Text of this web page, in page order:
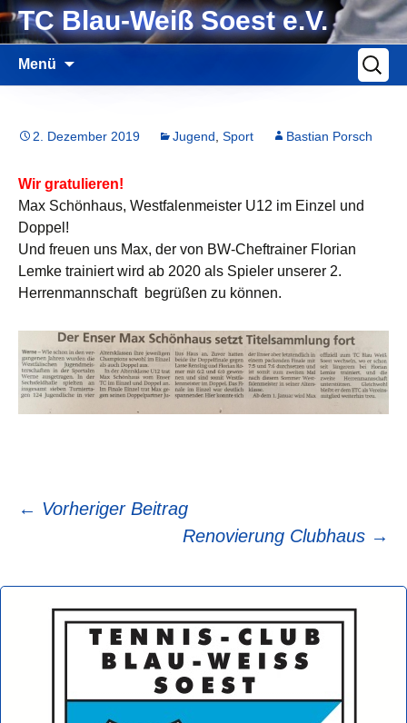
Zum
InhaltTC Blau-Weiß Soest e.V.
Menü
nach:
2. Dezember 2019 Jugend Sport Bastian Porsch
Wir gratulieren!
Max Schönhaus, Westfalenmeister U12 im Einzel und
Doppel!
Und freuen uns Max, der von BW-Cheftrainer Florian
Lemke trainiert wird ab 2020 als Spieler unserer 2.
Herrenmannschaft begrüßen zu können.
Beitragsnavigation
← Vorheriger Beitrag
Renovierung Clubhaus →